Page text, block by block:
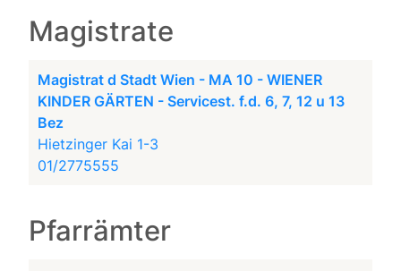
Magistrate
Magistrat d Stadt Wien - MA 10 - WIENER
KINDER GÄRTEN - Servicest. f.d. 6, 7, 12 u 13
Bez
Hietzinger Kai 1-3
01/2775555
Pfarrämter